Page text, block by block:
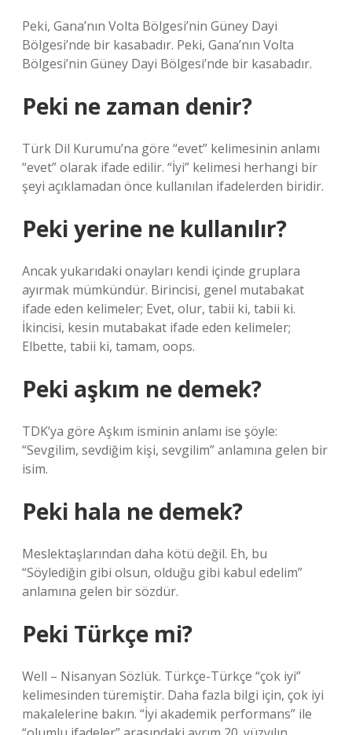
Peki, Gana’nın Volta Bölgesi’nin Güney Dayi
Bölgesi’nde bir kasabadır. Peki, Gana’nın Volta
Bölgesi’nin Güney Dayi Bölgesi’nde bir kasabadır.
Peki ne zaman denir?
Türk Dil Kurumu’na göre “evet” kelimesinin anlamı
“evet” olarak ifade edilir. “İyi” kelimesi herhangi bir
şeyi açıklamadan önce kullanılan ifadelerden biridir.
Peki yerine ne kullanılır?
Ancak yukarıdaki onayları kendi içinde gruplara
ayırmak mümkündür. Birincisi, genel mutabakat
ifade eden kelimeler; Evet, olur, tabii ki, tabii ki.
İkincisi, kesin mutabakat ifade eden kelimeler;
Elbette, tabii ki, tamam, oops.
Peki aşkım ne demek?
TDK’ya göre Aşkım isminin anlamı ise şöyle:
“Sevgilim, sevdiğim kişi, sevgilim” anlamına gelen bir
isim.
Peki hala ne demek?
Meslektaşlarından daha kötü değil. Eh, bu
“Söylediğin gibi olsun, olduğu gibi kabul edelim”
anlamına gelen bir sözdür.
Peki Türkçe mi?
Well – Nisanyan Sözlük. Türkçe-Türkçe “çok iyi”
kelimesinden türemiştir. Daha fazla bilgi için, çok iyi
makalelerine bakın. “İyi akademik performans” ile